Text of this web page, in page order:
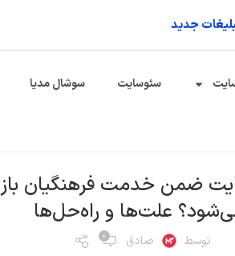
جدید
سئوسایت سوشال مدیا
ضمن خدمت فرهنگیان باز
علت‌ها و راه‌حل‌ها
توسط صادق ۰